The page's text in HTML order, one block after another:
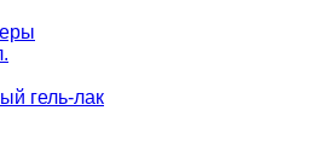
гель-лак